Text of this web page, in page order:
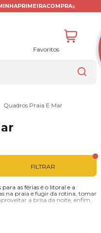
x
Favoritos
Quadros Praia E Mar
FILTRAR
as férias é o litoral e a
na praia e fugir da rotina, tomar
a brisa da noite, enfim,
e garantir um clima de paz e